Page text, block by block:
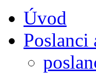
Úvod
Poslanci